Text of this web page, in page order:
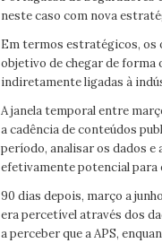
neste caso com nova
Em termos estratégicos, os
objetivo de chegar de forma
indiretamente ligadas à
A janela temporal entre
a cadência de conteúdos
período, analisar os dados e
efetivamente potencial para
90 dias depois, março a
era percetível através dos
a perceber que a APS,